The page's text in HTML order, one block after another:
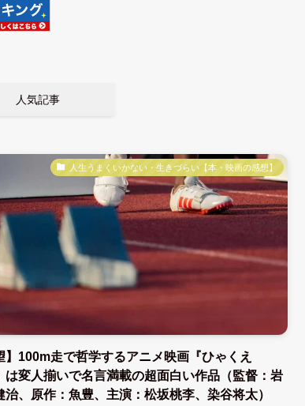
人気記事
人生うまくいかない・生きづらい【本・映画の感想】
】100m走で哲学するアニメ映画『ひゃくえ
は変人揃いで名言満載の超面白い作品（監督：岩
治、原作：魚豊、主演：松坂桃李、染谷将太）